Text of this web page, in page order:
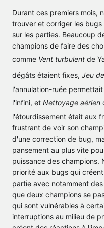
Durant ces premiers mois,
trouver et corriger les
sur les parties. Beaucoup
champions de faire des
comme Vent turbulent de
dégâts étaient fixes, Jeu
l'annulation-ruée
l'infini, et Nettoyage aérien
l'étourdissement était aux
frustrant de voir son
d'une correction de bug,
pansement au plus vite
puissance des champions.
priorité aux bugs qui
partie avec notamment
que deux champions se
qui sont vulnérables à
interruptions au milieu de